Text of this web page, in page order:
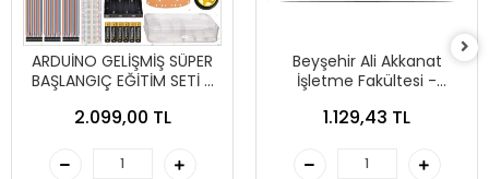
ARDUİNO GELİŞMİŞ SÜPER
BAŞLANGIÇ EĞİTİM SETİ +
2.099,00 TL
Beyşehir Ali Akkanat
İşletme Fakültesi -
Bölümü ARDUİNO EĞİTİM
1.129,43 TL